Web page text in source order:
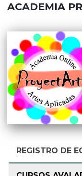
ACADEMIA
REGISTRO DE